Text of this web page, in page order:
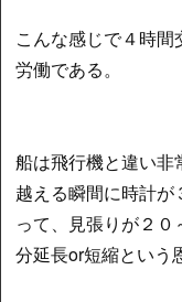
こんな感じで４時
労働である。
船は飛行機と違い
越える瞬間に時計
って、見張りが２
分延長or短縮という